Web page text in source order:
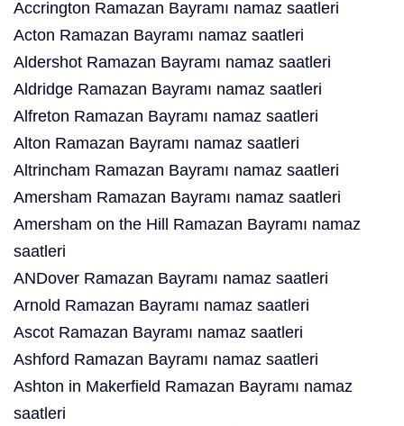
Accrington Ramazan Bayramı namaz saatleri
Acton Ramazan Bayramı namaz saatleri
Aldershot Ramazan Bayramı namaz saatleri
Aldridge Ramazan Bayramı namaz saatleri
Alfreton Ramazan Bayramı namaz saatleri
Alton Ramazan Bayramı namaz saatleri
Altrincham Ramazan Bayramı namaz saatleri
Amersham Ramazan Bayramı namaz saatleri
Amersham on the Hill Ramazan Bayramı namaz
saatleri
ANDover Ramazan Bayramı namaz saatleri
Arnold Ramazan Bayramı namaz saatleri
Ascot Ramazan Bayramı namaz saatleri
Ashford Ramazan Bayramı namaz saatleri
Ashton in Makerfield Ramazan Bayramı namaz
saatleri